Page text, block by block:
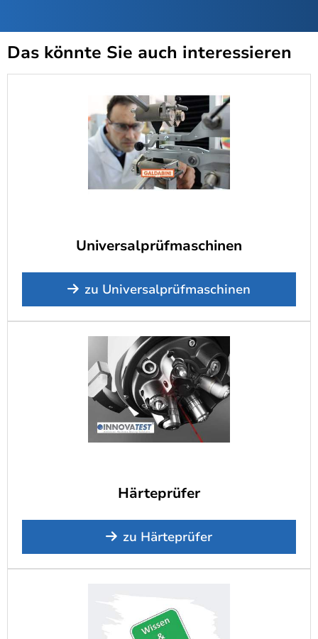
Das könnte Sie auch interessieren
Universalprüfmaschinen
zu Universalprüfmaschinen
Härteprüfer
zu Härteprüfer